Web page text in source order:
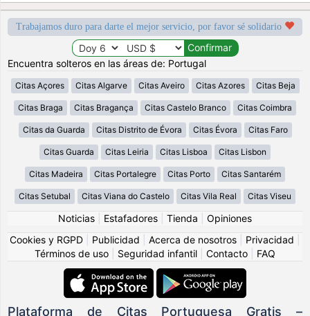
Trabajamos duro para darte el mejor servicio, por favor sé solidario
Encuentra solteros en las áreas de: Portugal
Citas Açores Citas Algarve Citas Aveiro Citas Azores Citas Beja
Citas Braga Citas Bragança Citas Castelo Branco Citas Coimbra
Citas da Guarda Citas Distrito de Évora Citas Évora Citas Faro
Citas Guarda Citas Leiria Citas Lisboa Citas Lisbon
Citas Madeira Citas Portalegre Citas Porto Citas Santarém
Citas Setubal Citas Viana do Castelo Citas Vila Real Citas Viseu
Noticias Estafadores Tienda
Opiniones
Cookies y RGPD
Publicidad Acerca de nosotros Privacidad
Términos de uso
Seguridad infantil Contacto FAQ
Plataforma de Citas Portuguesa Gratis –